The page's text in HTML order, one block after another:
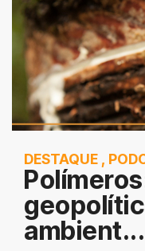
DESTAQUE ,
ambient...